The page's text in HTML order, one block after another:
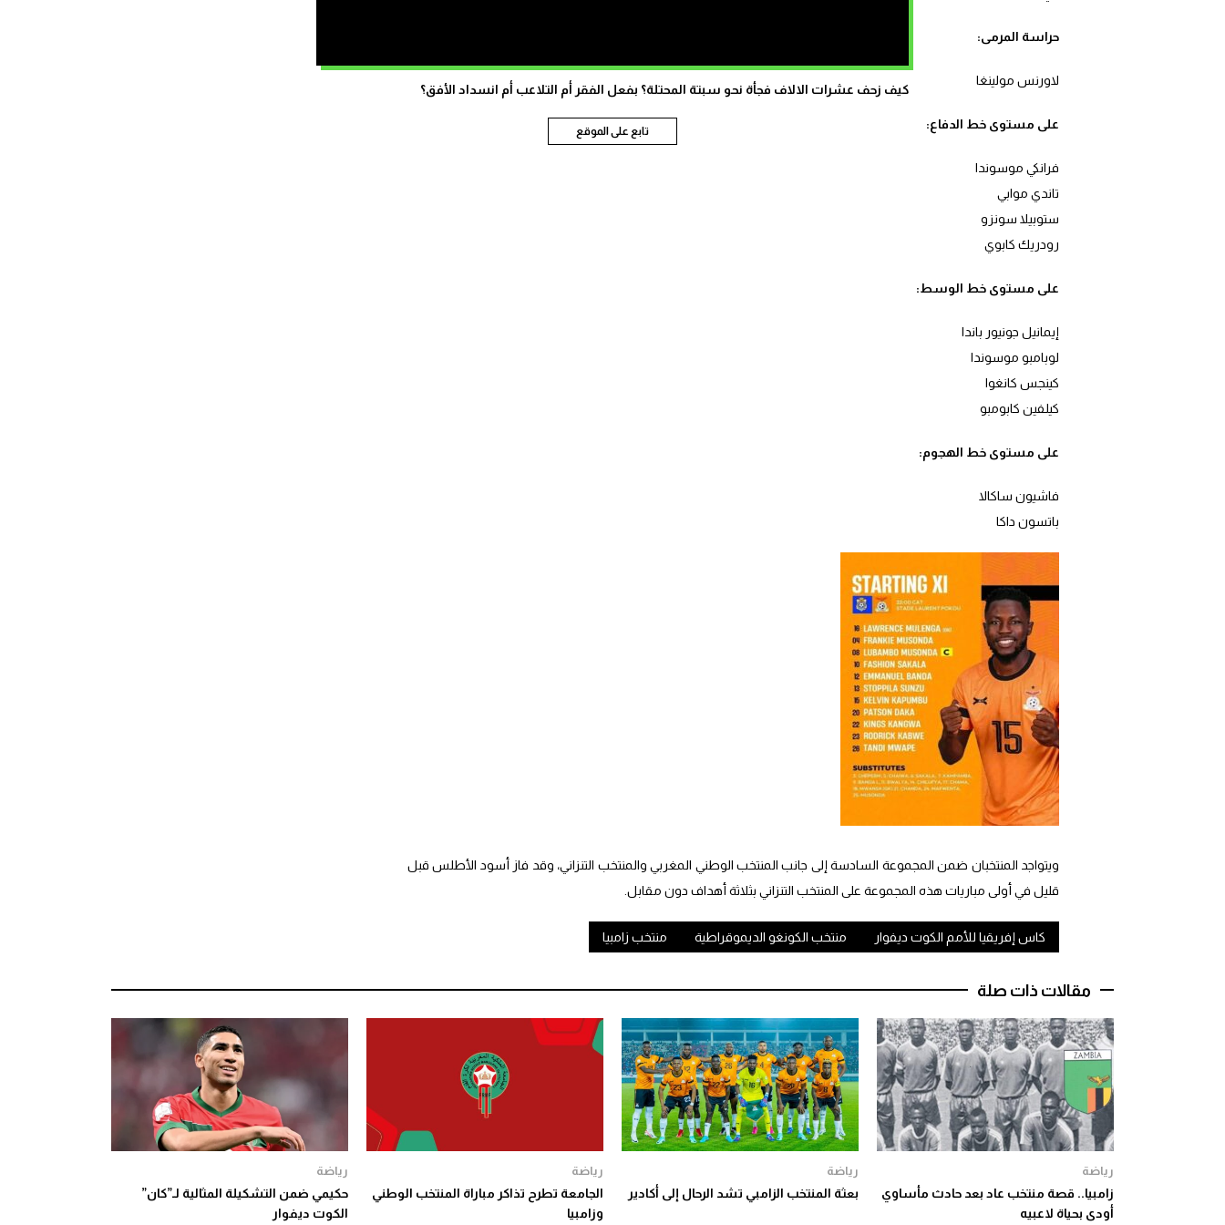
كيف زحف عشرات الالاف فجأة نحو سبتة المحتلة؟ بفعل الفقر أم التلاعب أم انسداد الأفق؟
تابع على الموقع
حراسة المرمى:
لاورنس مولينغا
على مستوى خط الدفاع:
فرانكي موسوندا
تاندي موابي
ستوبيلا سونزو
رودريك كابوي
على مستوى خط الوسط:
إيمانيل جونيور باندا
لوبامبو موسوندا
كينجس كانغوا
كيلفين كابومبو
على مستوى خط الهجوم:
فاشيون ساكالا
باتسون داكا
ويتواجد المنتخبان ضمن المجموعة السادسة إلى جانب المنتخب الوطني المغربي والمنتخب التنزاني، وقد فاز أسود الأطلس قبل
قليل في أولى مباريات هذه المجموعة على المنتخب التنزاني بثلاثة أهداف دون مقابل.
كاس إفريقيا للأمم الكوت ديفوار منتخب الكونغو الديموقراطية منتخب زامبيا
مقالات ذات صلة
رياضة
زامبيا.. قصة منتخب عاد بعد حادث مأساوي
أودى بحياة لاعبيه
رياضة
بعثة المنتخب الزامبي تشد الرحال إلى أكادير
رياضة
الجامعة تطرح تذاكر مباراة المنتخب الوطني
وزامبيا
رياضة
حكيمي ضمن التشكيلة المثالية لـ”كان”
الكوت ديفوار